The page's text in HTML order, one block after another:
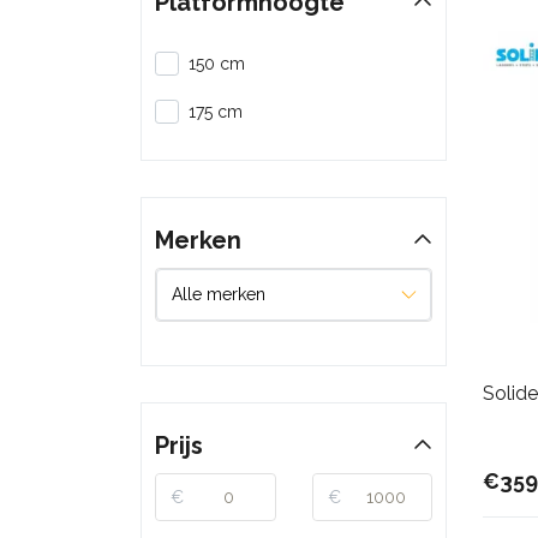
150 cm
175 cm
Merken
Prijs
€ €